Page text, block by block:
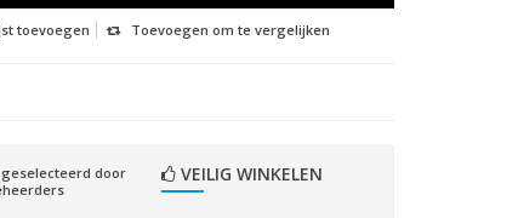
toevoegen Toevoegen om te vergelijken
door
VEILIG WINKELEN